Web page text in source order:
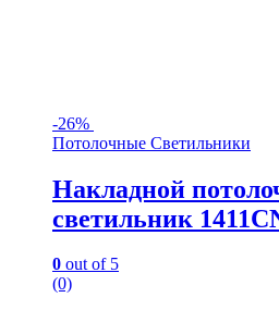
-26%
Потолочные Светильники
Накладной
светильник
0 out of 5
(0)